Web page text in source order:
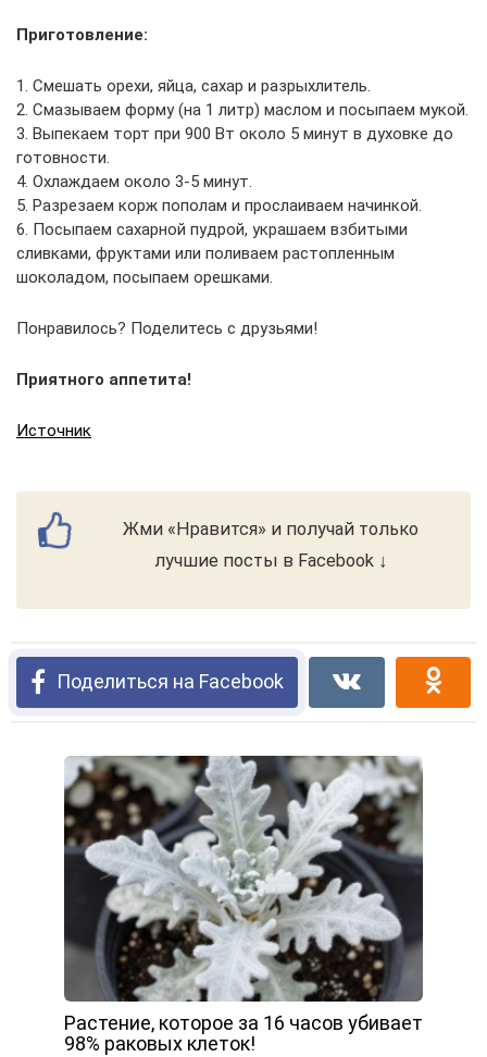
Приготовление:
1. Смешать орехи, яйца, сахар и разрыхлитель.
2. Смазываем форму (на 1 литр) маслом и посыпаем мукой.
3. Выпекаем торт при 900 Вт около 5 минут в духовке до
готовности.
4. Охлаждаем около 3-5 минут.
5. Разрезаем корж пополам и прослаиваем начинкой.
6. Посыпаем сахарной пудрой, украшаем взбитыми
сливками, фруктами или поливаем растопленным
шоколадом, посыпаем орешками.
Понравилось? Поделитесь с друзьями!
Приятного аппетита!
Источник
Жми «Нравится» и получай только
лучшие посты в Facebook ↓
Поделиться на Facebook
Растение, которое за 16 часов убивает
98% раковых клеток!